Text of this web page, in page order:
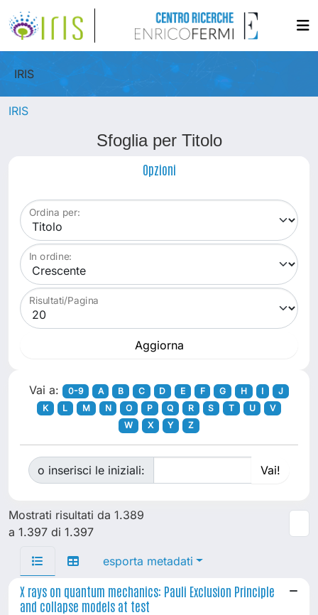
IRIS
IRIS
Sfoglia per Titolo
Opzioni
Ordina per:
In ordine:
Risultati/Pagina
Vai a: 0-9 A B C D E F G H I
J
K
L M N O P Q R S T U
V
W
X Y Z
o inserisci le iniziali:
Mostrati risultati da 1.389
a 1.397 di 1.397
esporta metadati
X rays on quantum mechanics: Pauli Exclusion Principle
and collapse models at test